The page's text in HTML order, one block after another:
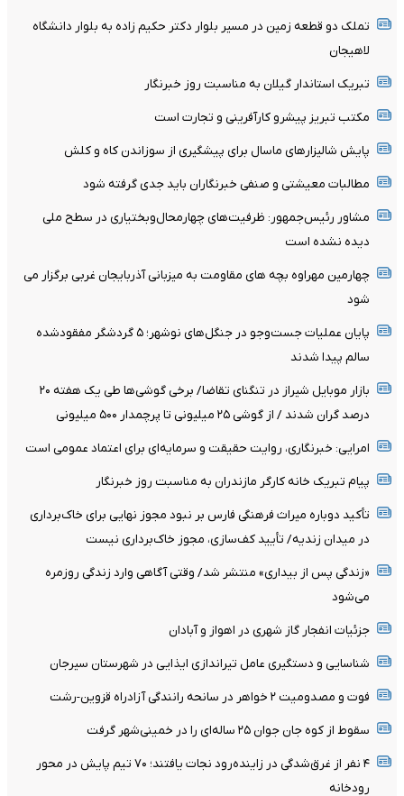
تملک دو قطعه زمین در مسیر بلوار دکتر حکیم زاده به بلوار دانشگاه
لاهیجان
تبریک استاندار گیلان به مناسبت روز خبرنگار
مکتب تبریز پیشرو کارآفرینی و تجارت است
پایش شالیزار‌های ماسال برای پیشگیری از سوزاندن کاه و کلش
مطالبات معیشتی و صنفی خبرنگاران باید جدی گرفته شود
مشاور رئیس‌جمهور: ظرفیت‌های چهارمحال‌وبختیاری در سطح ملی
دیده نشده است
چهارمین مهراوه بچه های مقاومت به میزبانی آذربایجان غربی برگزار می
شود
پایان عملیات جست‌وجو در جنگل‌های نوشهر؛ ۵ گردشگر مفقودشده
سالم پیدا شدند
بازار موبایل شیراز در تنگنای تقاضا/ برخی گوشی‌ها طی یک هفته ۲۰
درصد گران شدند / از گوشی ۲۵ میلیونی تا پرچمدار ۵۰۰ میلیونی
امرایی: خبرنگاری، روایت حقیقت و سرمایه‌ای برای اعتماد عمومی است
پیام تبریک خانه کارگر مازندران به مناسبت روز خبرنگار
تأکید دوباره میراث فرهنگی فارس بر نبود مجوز نهایی برای خاک‌برداری
در میدان زندیه/ تأیید کف‌سازی، مجوز خاک‌برداری نیست
«زندگی پس از بیداری» منتشر شد/ وقتی آگاهی وارد زندگی روزمره
می‌شود
جزئیات انفجار گاز شهری در اهواز و آبادان
شناسایی و دستگیری عامل تیراندازی ایذایی در شهرستان سیرجان
فوت و مصدومیت ۲ خواهر در سانحه رانندگی آزادراه قزوین-رشت
سقوط از کوه جان جوان ۲۵ ساله‌ای را در خمینی‌شهر گرفت
۴ نفر از غرق‌شدگی در زاینده‌رود نجات یافتند؛ ۷۰ تیم پایش در محور
رودخانه